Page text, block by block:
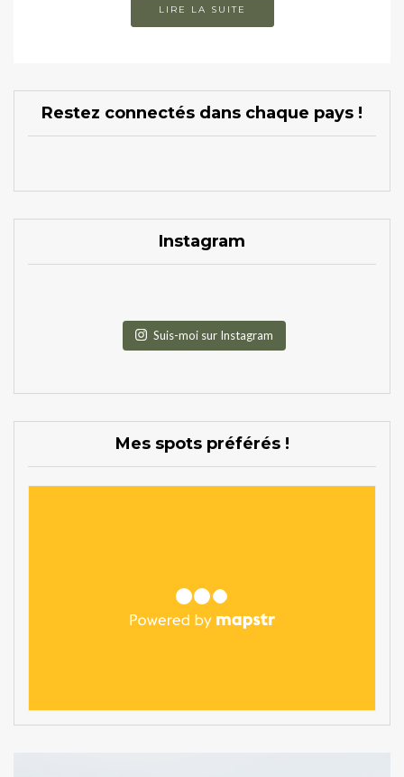
LIRE LA SUITE
Restez connectés dans chaque pays !
Instagram
Suis-moi sur Instagram
Mes spots préférés !